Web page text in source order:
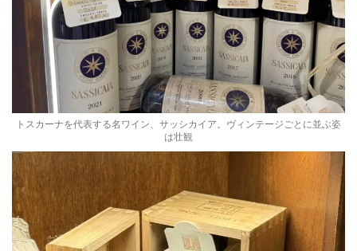
トスカーナを代表する名ワイン、サッシカイア。ヴィンテージごとに並ぶ姿
は壮観